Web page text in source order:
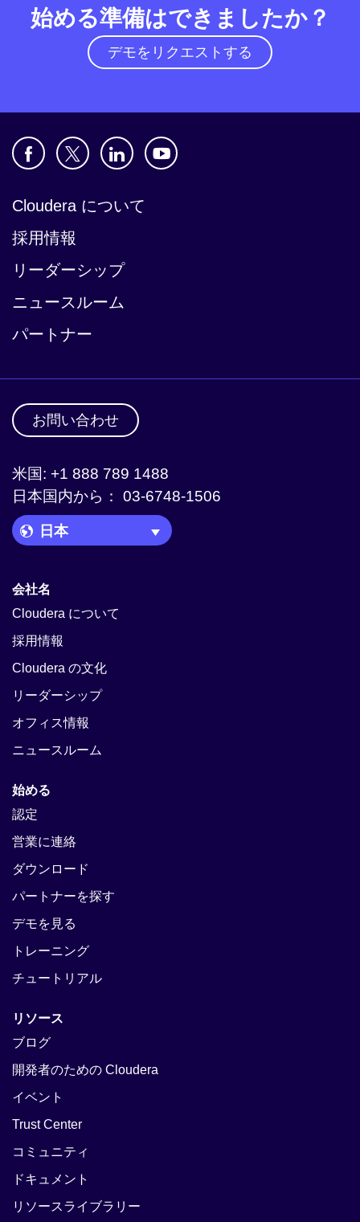
始める準備はできましたか？
デモをリクエストする
Cloudera について
採用情報
リーダーシップ
ニュースルーム
パートナー
お問い合わせ
米国: +1 888 789 1488
日本国内から： 03-6748-1506
Language Picker
会社名
Cloudera について
採用情報
Cloudera の文化
リーダーシップ
オフィス情報
ニュースルーム
始める
認定
営業に連絡
ダウンロード
パートナーを探す
デモを見る
トレーニング
チュートリアル
リソース
ブログ
開発者のための Cloudera
イベント
Trust Center
コミュニティ
ドキュメント
リソースライブラリー